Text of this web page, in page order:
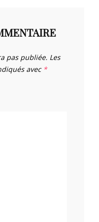
pas publiée. Les
avec *